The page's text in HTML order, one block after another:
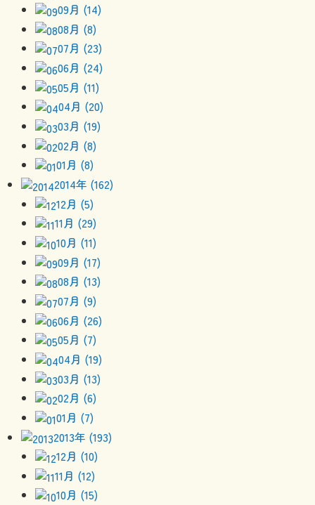
09月 (14)
08月 (8)
07月 (23)
06月 (24)
05月 (11)
04月 (20)
03月 (19)
02月 (8)
01月 (8)
2014年 (162)
12月 (5)
11月 (29)
10月 (11)
09月 (17)
08月 (13)
07月 (9)
06月 (26)
05月 (7)
04月 (19)
03月 (13)
02月 (6)
01月 (7)
2013年 (193)
12月 (10)
11月 (12)
10月 (15)